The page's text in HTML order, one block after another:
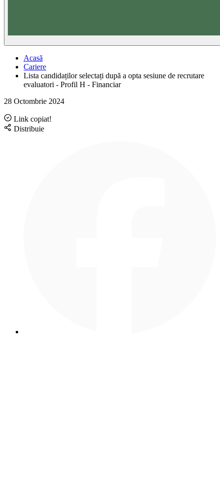
Acasă
Cariere
Lista candidaților selectați după a opta sesiune de recrutare
evaluatori - Profil H - Financiar
28 Octombrie 2024
Link copiat!
Distribuie